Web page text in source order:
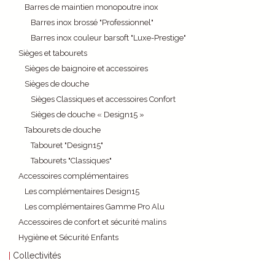
Barres de maintien monopoutre inox
Barres inox brossé "Professionnel"
Barres inox couleur barsoft "Luxe-Prestige"
Sièges et tabourets
Sièges de baignoire et accessoires
Sièges de douche
Sièges Classiques et accessoires Confort
Sièges de douche « Design15 »
Tabourets de douche
Tabouret "Design15"
Tabourets "Classiques"
Accessoires complémentaires
Les complémentaires Design15
Les complémentaires Gamme Pro Alu
Accessoires de confort et sécurité malins
Hygiène et Sécurité Enfants
Collectivités